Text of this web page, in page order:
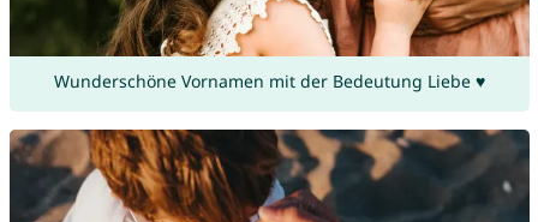
Wunderschöne Vornamen mit der Bedeutung Liebe ♥